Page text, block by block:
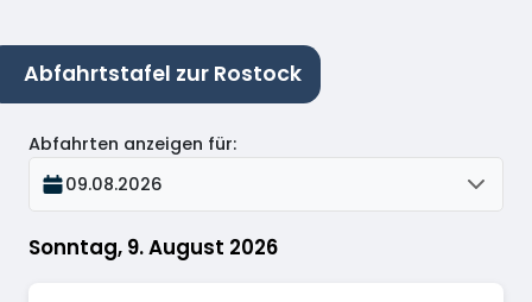
Abfahrtstafel zur Rostock
Sonntag, 9. August 2026
Abfahrten anzeigen für:
09.08.2026